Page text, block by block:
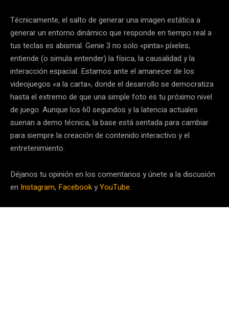
Técnicamente, el salto de generar una imagen estática a
generar un entorno dinámico que responde en tiempo real a
tus teclas es abismal. Genie 3 no solo «pinta» píxeles;
entiende (o simula entender) la física, la causalidad y la
interacción espacial. Estamos ante el amanecer de los
videojuegos «a la carta», donde el desarrollo se democratiza
hasta el extremo de que una simple foto es tu próximo nivel
de juego. Aunque los 60 segundos y la latencia actuales
suenan a demo técnica, la base está sentada para cambiar
para siempre la creación de contenido interactivo y el
entretenimiento.
Déjanos tu opinión en los comentarios y únete a la discusión
en Instagram, FacebookyYouTube.